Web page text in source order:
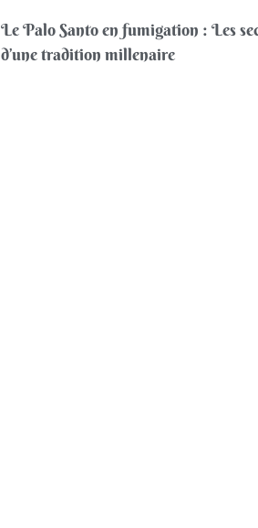
Le Palo Santo en fumigation : Les
d’une tradition millenaire